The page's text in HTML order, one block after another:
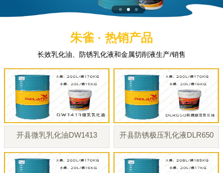
朱雀 · 热销产品
长效乳化油、防锈乳化液和金属切削液生产/销售
开县微乳乳化油DW1413 开县防锈极压乳化液DLR650